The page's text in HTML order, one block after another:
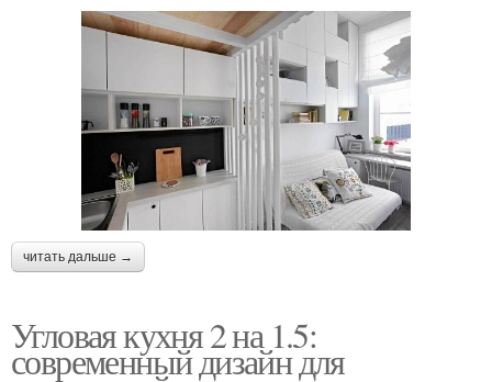
читать дальше →
Угловая кухня 2 на 1.5:
современный дизайн для